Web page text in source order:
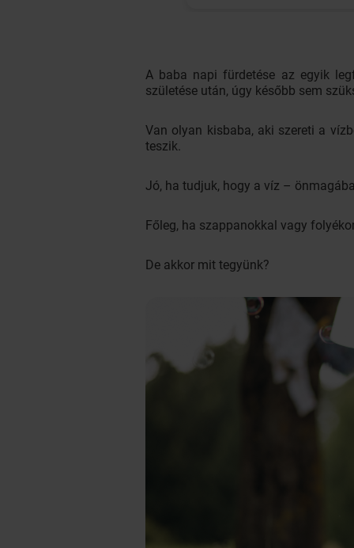
A baba napi fürdetése az egyik
születése után, úgy később sem
Van olyan kisbaba, aki szereti a
teszik.
Jó, ha tudjuk, hogy a víz –
Főleg, ha szappanokkal vagy
De akkor mit tegyünk?